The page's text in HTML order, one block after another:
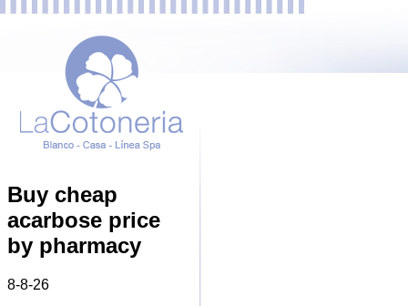
Buy cheap
acarbose price
by pharmacy
8-8-26